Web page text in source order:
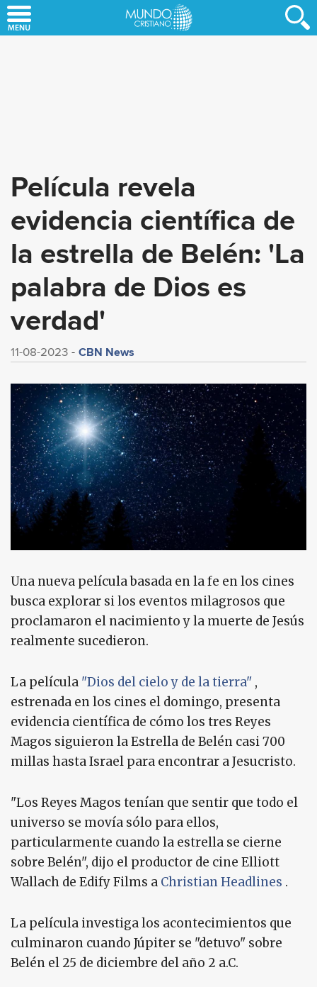
to
Película revela
evidencia científica de
la estrella de Belén: 'La
palabra de Dios es
verdad'
11-08-2023 CBN News
Una nueva película basada en la fe en los cines
busca explorar si los eventos milagrosos que
proclamaron el nacimiento y la muerte de Jesús
realmente sucedieron.
La película "Dios del cielo y de la tierra" ,
estrenada en los cines el domingo, presenta
evidencia científica de cómo los tres Reyes
Magos siguieron la Estrella de Belén casi 700
millas hasta Israel para encontrar a Jesucristo.
"Los Reyes Magos tenían que sentir que todo el
universo se movía sólo para ellos,
particularmente cuando la estrella se cierne
sobre Belén", dijo el productor de cine Elliott
Wallach de Edify Films a Christian Headlines .
La película investiga los acontecimientos que
culminaron cuando Júpiter se "detuvo" sobre
Belén el 25 de diciembre del año 2 a.C.